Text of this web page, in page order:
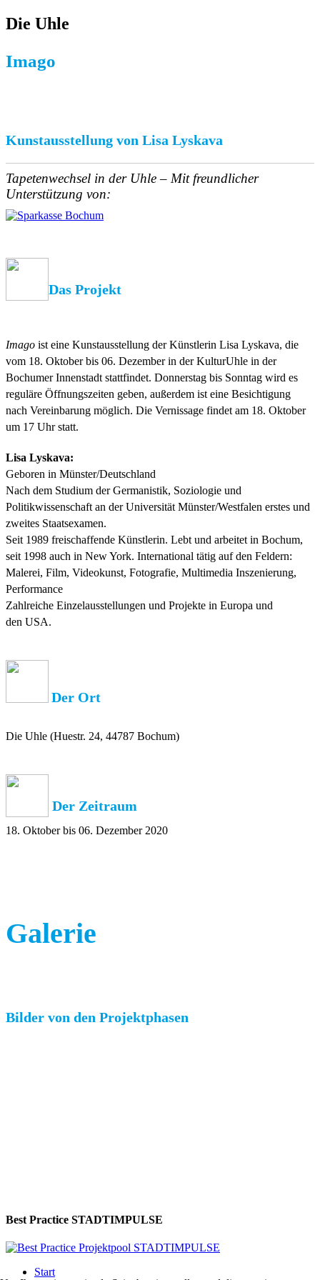
Die Uhle
Imago
Kunstausstellung von Lisa Lyskava
Tapetenwechsel in der Uhle – Mit freundlicher
Unterstützung von:
Das Projekt
Imago ist eine Kunstausstellung der Künstlerin Lisa Lyskava, die
vom 18. Oktober bis 06. Dezember in der KulturUhle in der
Bochumer Innenstadt stattfindet. Donnerstag bis Sonntag wird es
reguläre Öffnungszeiten geben, außerdem ist eine Besichtigung
nach Vereinbarung möglich. Die Vernissage findet am 18. Oktober
um 17 Uhr statt.
Lisa Lyskava:
Geboren in Münster/Deutschland
Nach dem Studium der Germanistik, Soziologie und
Politikwissenschaft an der Universität Münster/Westfalen erstes und
zweites Staatsexamen.
Seit 1989 freischaffende Künstlerin. Lebt und arbeitet in Bochum,
seit 1998 auch in New York. International tätig auf den Feldern:
Malerei, Film, Videokunst, Fotografie, Multimedia Inszenierung,
Performance
Zahlreiche Einzelausstellungen und Projekte in Europa und
den USA.
Der Ort
Die Uhle (Huestr. 24, 44787 Bochum)
Der Zeitraum
18. Oktober bis 06. Dezember 2020
Galerie
Bilder von den Projektphasen
Best Practice STADTIMPULSE
Start